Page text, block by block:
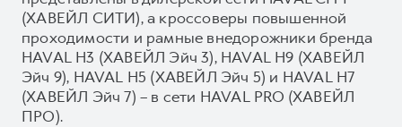
(ХАВЕЙЛ СИТИ), а кроссоверы повышенной
проходимости и рамные внедорожники бренда
HAVAL H3 (ХАВЕЙЛ Эйч 3), HAVAL H9 (ХАВЕЙЛ
Эйч 9), HAVAL H5 (ХАВЕЙЛ Эйч 5) и HAVAL H7
(ХАВЕЙЛ Эйч 7) – в сети HAVAL PRO (ХАВЕЙЛ
ПРО).